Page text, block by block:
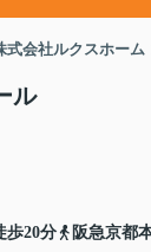
式会社ルクスホーム
ル
歩20分
阪急京都